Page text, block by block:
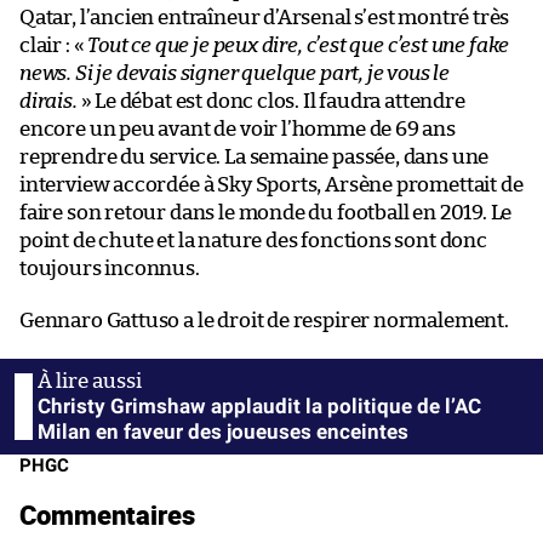
Qatar, l’ancien entraîneur d’Arsenal s’est montré très
clair : « Tout ce que je peux dire, c’est que c’est une fake
news. Si je devais signer quelque part, je vous le
dirais. » Le débat est donc clos. Il faudra attendre
encore un peu avant de voir l’homme de 69 ans
reprendre du service. La semaine passée, dans une
interview accordée à Sky Sports, Arsène promettait de
faire son retour dans le monde du football en 2019. Le
point de chute et la nature des fonctions sont donc
toujours inconnus.
Gennaro Gattuso a le droit de respirer normalement.
Christy Grimshaw applaudit la politique de l’AC
Milan en faveur des joueuses enceintes
PHGC
Commentaires